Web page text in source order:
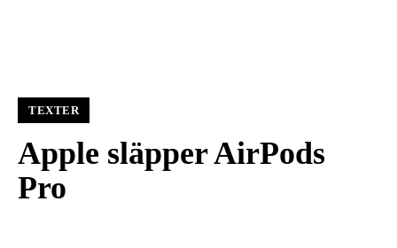
TEXTER
Apple släpper AirPods
Pro